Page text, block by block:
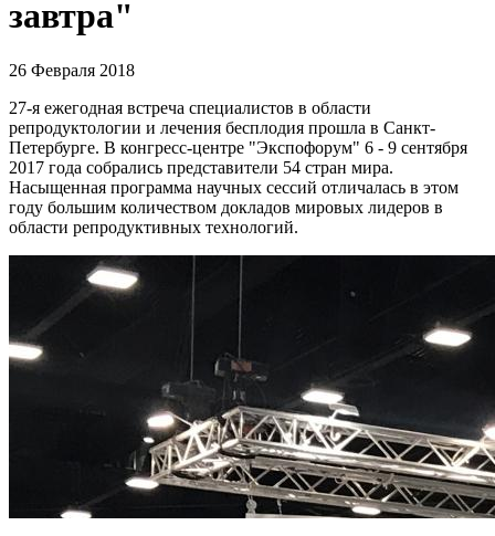
завтра"
26 Февраля 2018
27-я ежегодная встреча специалистов в области
репродуктологии и лечения бесплодия прошла в Санкт-
Петербурге. В конгресс-центре "Экспофорум" 6 - 9 сентября
2017 года собрались представители 54 стран мира.
Насыщенная программа научных сессий отличалась в этом
году большим количеством докладов мировых лидеров в
области репродуктивных технологий.